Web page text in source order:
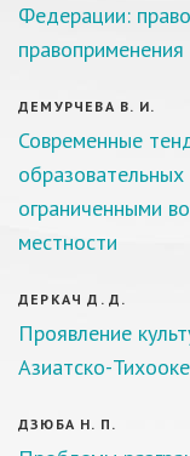
Федерации:
правоприменения
ДЕМУРЧЕВА В. И.
Современные
ограниченными
местности
ДЕРКАЧ Д. Д.
Проявление
Азиатско-
ДЗЮБА Н. П.